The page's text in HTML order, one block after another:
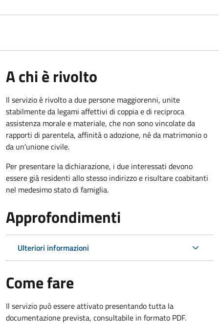
A chi è rivolto
Il servizio è rivolto a due persone maggiorenni, unite
stabilmente da legami affettivi di coppia e di reciproca
assistenza morale e materiale, che non sono vincolate da
rapporti di parentela, affinità o adozione, né da matrimonio o
da un'unione civile.
Per presentare la dichiarazione, i due interessati devono
essere già residenti allo stesso indirizzo e risultare coabitanti
nel medesimo stato di famiglia.
Approfondimenti
Ulteriori informazioni
Come fare
Il servizio può essere attivato presentando tutta la
documentazione prevista, consultabile in formato PDF.